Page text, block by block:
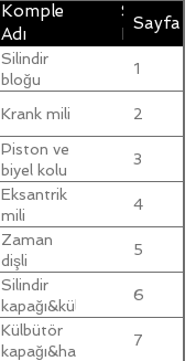
Komple
Adı
Seri
No
Sayfa
Silindir
bloğu
1
Krank mili 2
Piston ve
biyel kolu
3
Eksantrik
mili
4
Zaman
dişli
kapağı
5
Silindir
kapağı&külbütör
mek.
6
Külbütör
kapağı&havalandırma
7